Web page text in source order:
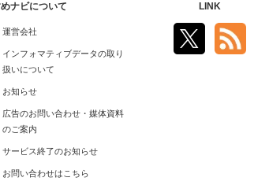
ナビについて
運営会社
インフォマティブデータの取り
扱いについて
お知らせ
広告のお問い合わせ・媒体資料
のご案内
サービス終了のお知らせ
お問い合わせはこちら
LINK